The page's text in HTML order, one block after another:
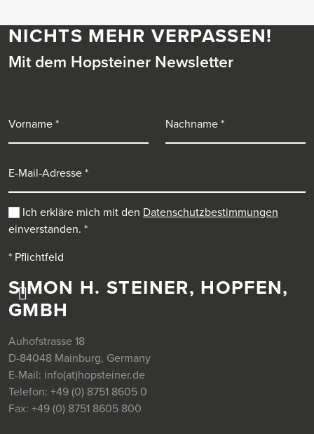
SIMON H. STEINER, HOPFEN,
GMBH
Auhofstrasse 18
D-84048 Mainburg, Germany
E-Mail: info(at)hopsteiner.de
Telefon: +49 (0) 8751 8605 0
Fax: +49 (0) 8751 8605 800
NICHTS MEHR VERPASSEN!
Mit dem Hopsteiner Newsletter
Ich erkläre mich mit den Datenschutzbestimmungen
einverstanden. *
* Pflichtfeld